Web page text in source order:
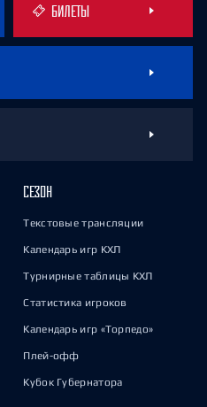
БИЛЕТЫ
СЕЗОН
Текстовые трансляции
Календарь игр КХЛ
Турнирные таблицы КХЛ
Статистика игроков
Календарь игр «Торпедо»
Плей-офф
Кубок Губернатора